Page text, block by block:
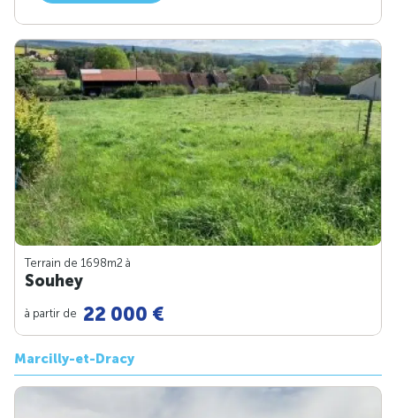
Terrain de 1698m2 à
Souhey
à partir de 22 000 €
Marcilly-et-Dracy